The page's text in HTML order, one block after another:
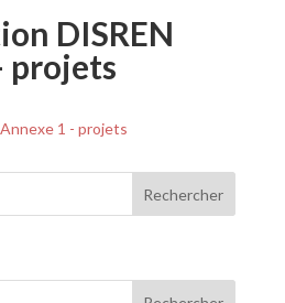
DISREN
projets
1 - projets